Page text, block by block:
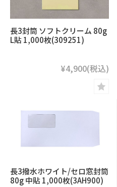
長3封筒 ソフトクリーム 80g
L貼 1,000枚(309251)
¥4,900(税込)
長3撥水ホワイト/セロ窓封筒
80g 中貼 1,000枚(3AH900)